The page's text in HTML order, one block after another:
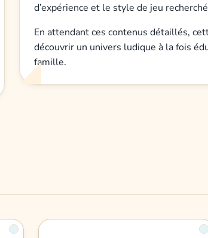
d’expérience et le style de jeu
En attendant ces contenus détaillés,
découvrir un univers ludique à la fois
famille.